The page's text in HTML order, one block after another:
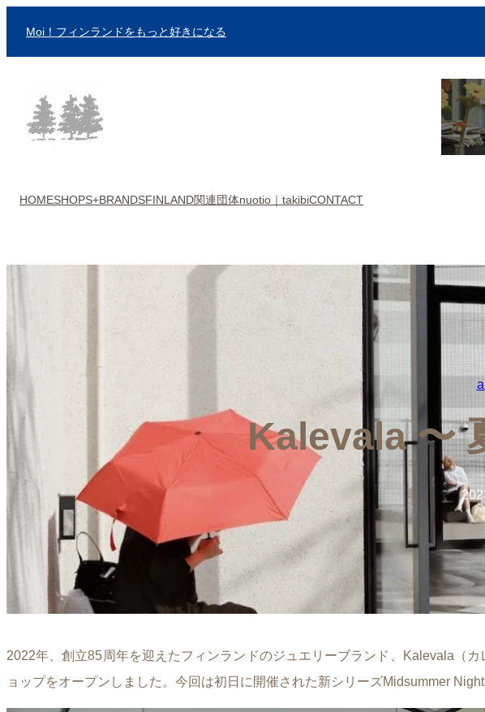
を
Moi！フィンランドをもっと好きになる
HOMESHOPS+BRANDSFINLAND関連団体nuotio｜takibiCONTACT
Kalevala 〜
2022年、創立85周年を迎えたフィンランドのジュエリーブランド、Kalevala（
ョップをオープンしました。今回は初日に開催された新シリーズMidsummer